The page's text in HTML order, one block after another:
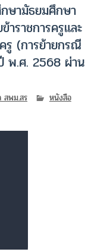
ษามัธยมศึกษา
าราชการครูและ
รู (การย้ายกรณี
พ.ศ. 2568 ผ่าน
สพม.สร
หนังสือ